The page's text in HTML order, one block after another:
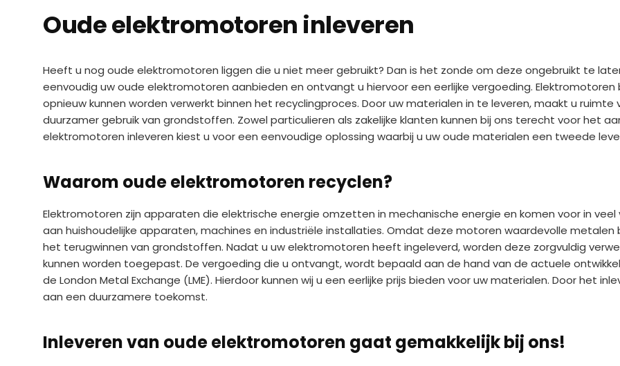
Oude elektromotoren inleveren
Heeft u nog oude elektromotoren liggen die u niet meer gebruikt? Dan is het zonde om deze ongebruikt te
eenvoudig uw oude elektromotoren aanbieden en ontvangt u hiervoor een eerlijke vergoeding.
opnieuw kunnen worden verwerkt binnen het recyclingproces. Door uw materialen in te leveren, maakt u
duurzamer gebruik van grondstoffen. Zowel particulieren als zakelijke klanten kunnen bij ons terecht voor het
elektromotoren inleveren kiest u voor een eenvoudige oplossing waarbij u uw oude materialen een tweede
Waarom oude elektromotoren recyclen?
Elektromotoren zijn apparaten die elektrische energie omzetten in mechanische energie en komen voor in
aan huishoudelijke apparaten, machines en industriële installaties. Omdat deze motoren waardevolle
het terugwinnen van grondstoffen. Nadat u uw elektromotoren heeft ingeleverd, worden deze zorgvuldig
kunnen worden toegepast. De vergoeding die u ontvangt, wordt bepaald aan de hand van de actuele
de London Metal Exchange (LME). Hierdoor kunnen wij u een eerlijke prijs bieden voor uw materialen. Door het
aan een duurzamere toekomst.
Inleveren van oude elektromotoren gaat gemakkelijk bij ons!